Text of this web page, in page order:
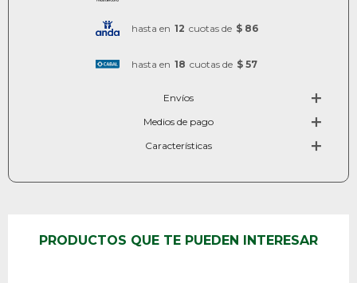
hasta en 12 cuotas de $ 86
hasta en 18 cuotas de $ 57
Envíos
Medios de pago
Características
PRODUCTOS QUE TE PUEDEN INTERESAR